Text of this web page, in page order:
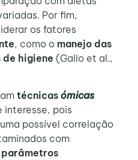
Por fim,
os fatores
, como o manejo das
higiene (Gallo et al.,
técnicas ómicas
interesse, pois
possível correlação
com
parâmetros